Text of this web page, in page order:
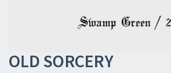
OLD SORCERY